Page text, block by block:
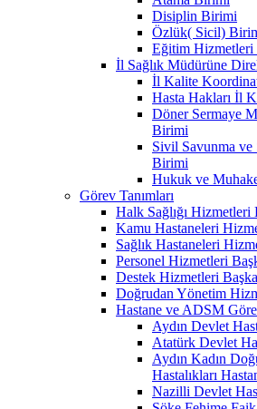
Disiplin Birimi
Özlük( Sicil)
Eğitim
İl Sağlık Müdürüne
İl Kalite
Hasta Hakları İl
Döner Sermaye
Birimi
Sivil Savunma
Birimi
Hukuk ve
Görev Tanımları
Halk Sağlığı Hizmetleri
Kamu Hastaneleri
Sağlık Hastaneleri
Personel Hizmetleri
Destek Hizmetleri
Doğrudan Yönetim
Hastane ve ADSM
Aydın Devlet
Atatürk Devlet
Aydın Kadın
Hastalıkları
Nazilli Devlet